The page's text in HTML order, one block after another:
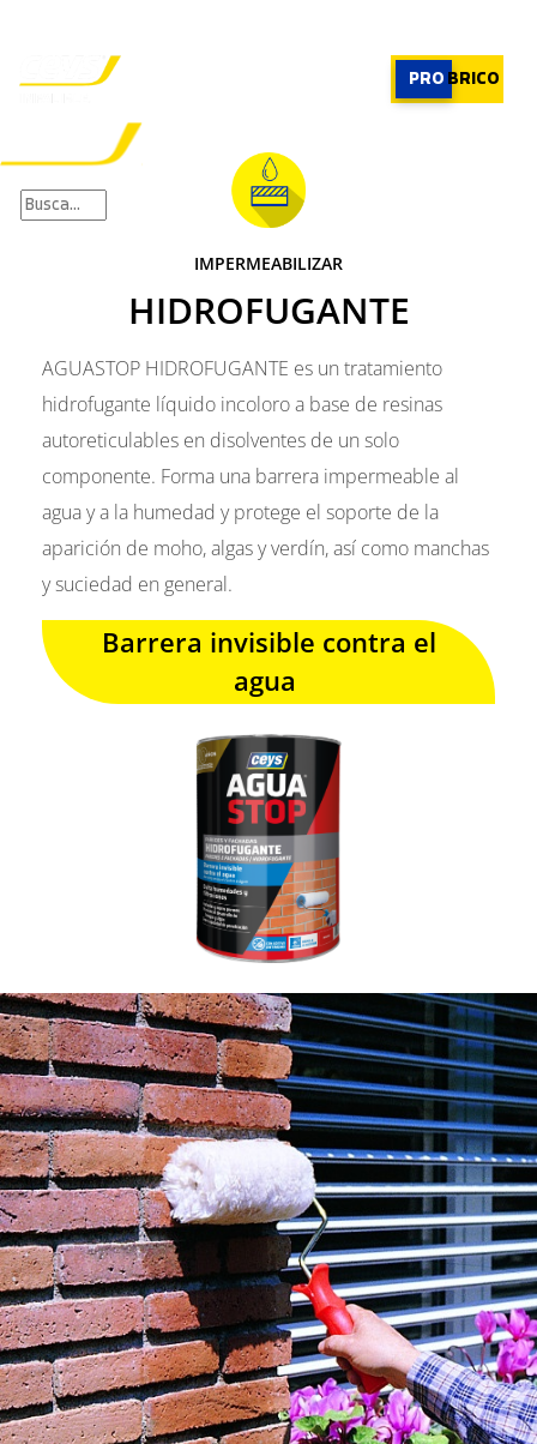
PRO BRICO
SUSCRIBIRME
IMPERMEABILIZAR
HIDROFUGANTE
AGUASTOP HIDROFUGANTE es un tratamiento
hidrofugante líquido incoloro a base de resinas
autoreticulables en disolventes de un solo
componente. Forma una barrera impermeable al
agua y a la humedad y protege el soporte de la
aparición de moho, algas y verdín, así como manchas
y suciedad en general.
Barrera invisible contra el
agua